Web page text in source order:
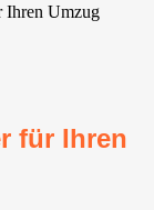
Ihren Umzug
für Ihren